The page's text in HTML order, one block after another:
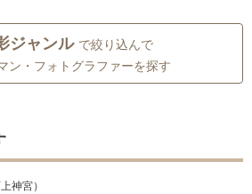
ジャンル で絞り込んで
ン・フォトグラファーを探す
神宮）